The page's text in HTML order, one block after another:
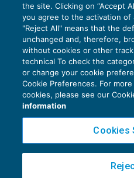
Copyright 2016 ©Gruppo
Piazza Luigi Einaudi, 10N01 -
the site. Clicking on “Accept
you agree to the activation of
"Reject All" means that the
unchanged and, therefore,
without cookies or other
technical To check the
or change your cookie
Cookie Preferences. For
cookies, please see our
information
Cookies